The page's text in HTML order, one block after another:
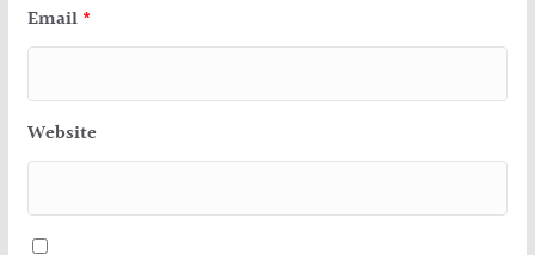
Email *
Website